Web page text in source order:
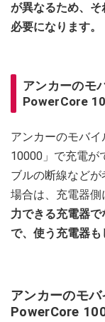
が異なるため、
必要になります。
アンカーのモ
PowerCore
アンカーのモバ
10000」で充電が
ブルの断線など
場合は、充電器側
力できる充電器
で、使う充電器も
アンカーのモ
PowerCore